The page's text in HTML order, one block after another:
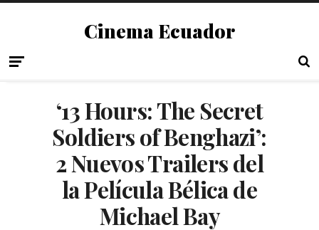
Cinema Ecuador
‘13 Hours: The Secret
Soldiers of Benghazi’:
2 Nuevos Trailers del
la Película Bélica de
Michael Bay